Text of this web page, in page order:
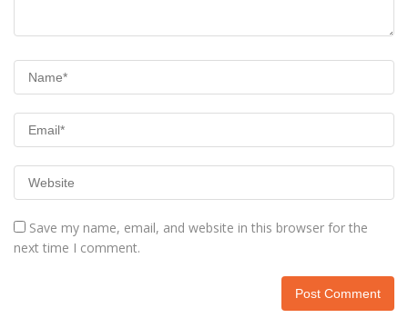
Save my name, email, and website in this browser for the
next time I comment.